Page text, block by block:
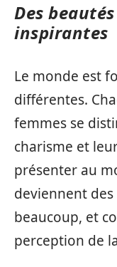
Des
inspirantes
Le monde est
différentes.
femmes se
charisme et
présenter au
deviennent
beaucoup, et
perception de